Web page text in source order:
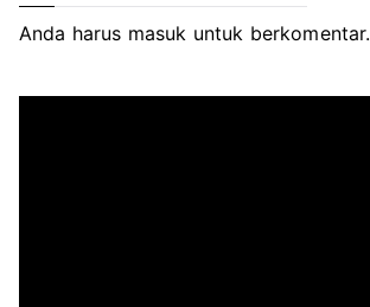
Anda harus masuk untuk berkomentar.
P